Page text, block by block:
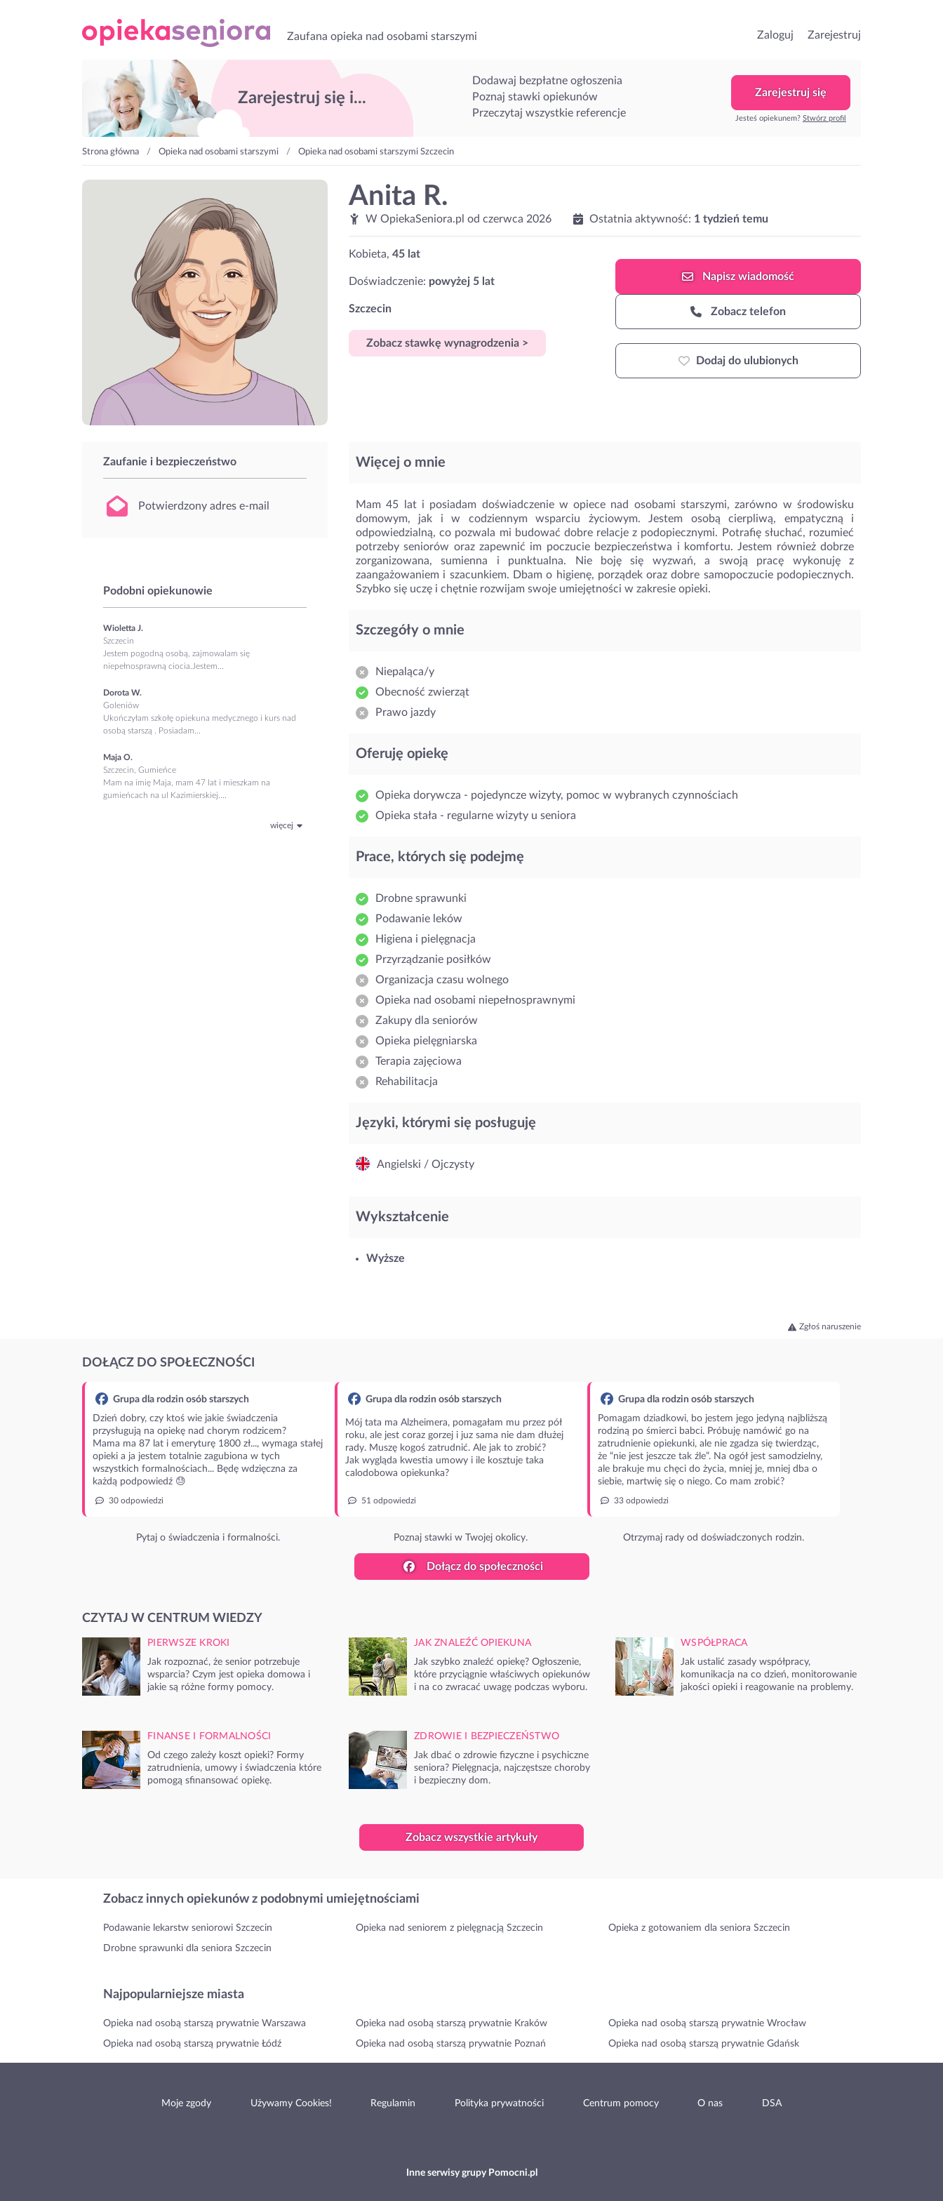
Zaufana opieka nad osobami starszymi Zaloguj Zarejestruj
Zarejestruj się i...
Dodawaj bezpłatne ogłoszenia
Poznaj stawki opiekunów
Przeczytaj wszystkie referencje
Zarejestruj się
Jesteś opiekunem? Stwórz profil
Strona główna Opieka nad osobami starszymi Opieka nad osobami starszymi Szczecin
Anita R.
W OpiekaSeniora.pl od czerwca 2026 Ostatnia aktywność: 1 tydzień temu
Kobieta, 45 lat
Doświadczenie: powyżej 5 lat
Szczecin
Zobacz stawkę wynagrodzenia >
Napiszwiadomość
Zobacz telefon
Dodaj do ulubionych
Zaufanie i bezpieczeństwo
Potwierdzony adres e-mail
Podobni opiekunowie
Wioletta J.
Szczecin
Jestem pogodną osobą, zajmowalam się
niepełnosprawną ciocia.Jestem...
Dorota W.
Goleniów
Ukończyłam szkołę opiekuna medycznego i kurs nad
osobą starszą . Posiadam...
Maja O.
Szczecin, Gumieńce
Mam na imię Maja, mam 47 lat i mieszkam na
gumieńcach na ul Kazimierskiej....
więcej
Więcej o mnie
Mam 45 lat i posiadam doświadczenie w opiece nad osobami starszymi, zarówno w środowisku
domowym, jak i w codziennym wsparciu życiowym. Jestem osobą cierpliwą, empatyczną i
odpowiedzialną, co pozwala mi budować dobre relacje z podopiecznymi. Potrafię słuchać, rozumieć
potrzeby seniorów oraz zapewnić im poczucie bezpieczeństwa i komfortu. Jestem również dobrze
zorganizowana, sumienna i punktualna. Nie boję się wyzwań, a swoją pracę wykonuję z
zaangażowaniem i szacunkiem. Dbam o higienę, porządek oraz dobre samopoczucie podopiecznych.
Szybko się uczę i chętnie rozwijam swoje umiejętności w zakresie opieki.
Szczegóły o mnie
Niepaląca/y
Obecność zwierząt
Prawo jazdy
Oferuję opiekę
Opieka dorywcza - pojedyncze wizyty, pomoc w wybranych czynnościach
Opieka stała - regularne wizyty u seniora
Prace, których się podejmę
Drobne sprawunki
Podawanie leków
Higiena i pielęgnacja
Przyrządzanie posiłków
Organizacja czasu wolnego
Opieka nad osobami niepełnosprawnymi
Zakupy dla seniorów
Opieka pielęgniarska
Terapia zajęciowa
Rehabilitacja
Języki, którymi się posługuję
Angielski / Ojczysty
Wykształcenie
Wyższe
Zgłoś naruszenie
DOŁĄCZ DO SPOŁECZNOŚCI
Grupa dla rodzin osób starszych
Dzień dobry, czy ktoś wie jakie świadczenia
przysługują na opiekę nad chorym rodzicem?
Mama ma 87 lat i emeryturę 1800 zł..., wymaga stałej
opieki a ja jestem totalnie zagubiona w tych
wszystkich formalnościach... Będę wdzięczna za
każdą podpowiedź 😓
30 odpowiedzi
Pytaj o świadczenia i formalności.
Grupa dla rodzin osób starszych
Mój tata ma Alzheimera, pomagałam mu przez pół
roku, ale jest coraz gorzej i juz sama nie dam dłużej
rady. Muszę kogoś zatrudnić. Ale jak to zrobić?
Jak wygląda kwestia umowy i ile kosztuje taka
calodobowa opiekunka?
51 odpowiedzi
Poznaj stawki w Twojej okolicy.
Grupa dla rodzin osób starszych
Pomagam dziadkowi, bo jestem jego jedyną najbliższą
rodziną po śmierci babci. Próbuję namówić go na
zatrudnienie opiekunki, ale nie zgadza się twierdząc,
że “nie jest jeszcze tak źle”. Na ogół jest samodzielny,
ale brakuje mu chęci do życia, mniej je, mniej dba o
siebie, martwię się o niego. Co mam zrobić?
33 odpowiedzi
Otrzymaj rady od doświadczonych rodzin.
Dołącz do społeczności
CZYTAJ W CENTRUM WIEDZY
PIERWSZE KROKI
Jak rozpoznać, że senior potrzebuje
wsparcia? Czym jest opieka domowa i
jakie są różne formy pomocy.
JAK ZNALEŹĆ OPIEKUNA
Jak szybko znaleźć opiekę? Ogłoszenie,
które przyciągnie właściwych opiekunów
i na co zwracać uwagę podczas wyboru.
WSPÓŁPRACA
Jak ustalić zasady współpracy,
komunikacja na co dzień, monitorowanie
jakości opieki i reagowanie na problemy.
FINANSE I FORMALNOŚCI
Od czego zależy koszt opieki? Formy
zatrudnienia, umowy i świadczenia które
pomogą sfinansować opiekę.
ZDROWIE I BEZPIECZEŃSTWO
Jak dbać o zdrowie fizyczne i psychiczne
seniora? Pielęgnacja, najczęstsze choroby
i bezpieczny dom.
Zobacz wszystkie artykuły
Zobacz innych opiekunów z podobnymi umiejętnościami
Podawanie lekarstw seniorowi Szczecin Opieka nad seniorem z pielęgnacją Szczecin Opieka z gotowaniem dla seniora Szczecin
Drobne sprawunki dla seniora Szczecin
Najpopularniejsze miasta
Opieka nad osobą starszą prywatnie Warszawa Opieka nad osobą starszą prywatnie Kraków Opieka nad osobą starszą prywatnie Wrocław
Opieka nad osobą starszą prywatnie Łódź Opieka nad osobą starszą prywatnie Poznań Opieka nad osobą starszą prywatnie Gdańsk
Moje zgody Używamy Cookies! Regulamin Polityka prywatności Centrum pomocy O nas DSA
Inne serwisy grupy Pomocni.pl